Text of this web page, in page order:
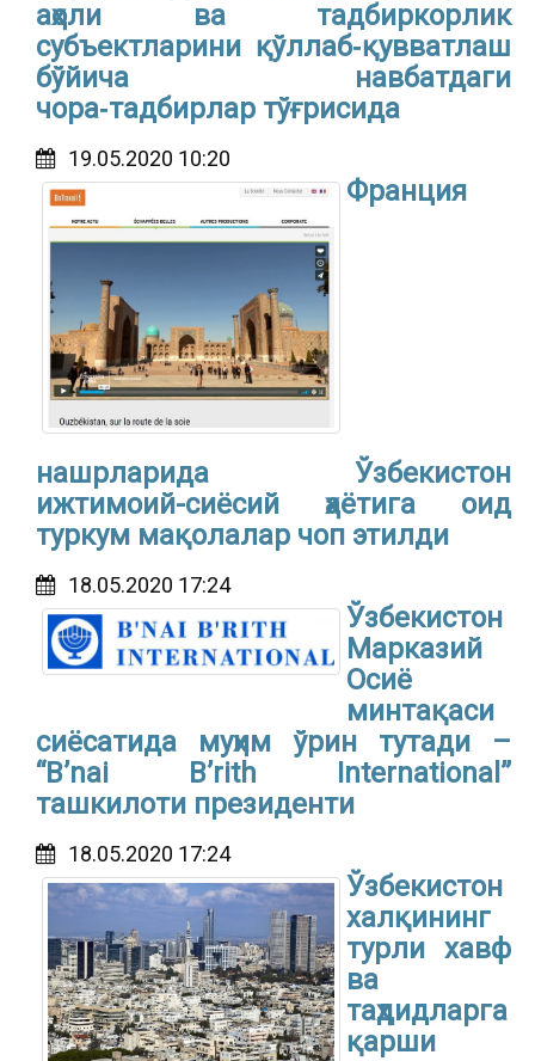
аҳоли ва тадбиркорлик
субъектларини қўллаб‑қувватлаш
бўйича навбатдаги
чора‑тадбирлар тўғрисида
19.05.2020 10:20
Франция
нашрларида Ўзбекистон
ижтимоий-сиёсий ҳаётига оид
туркум мақолалар чоп этилди
18.05.2020 17:24
Ўзбекистон
Марказий
Осиё
минтақаси
сиёсатида муҳим ўрин тутади –
“B’nai B’rith International”
ташкилоти президенти
18.05.2020 17:24
Ўзбекистон
халқининг
турли хавф
ва
таҳдидларга
қарши